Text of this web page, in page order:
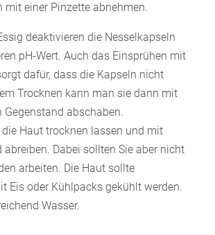
mit einer Pinzette abnehmen.
deaktivieren die Nesselkapseln
pH-Wert. Auch das Einsprühen mit
dafür, dass die Kapseln nicht
Trocknen kann man sie dann mit
abschaben.
Haut trocknen lassen und mit
abreiben. Dabei sollten Sie aber nicht
arbeiten. Die Haut sollte
Eis oder Kühlpacks gekühlt werden.
Wasser.